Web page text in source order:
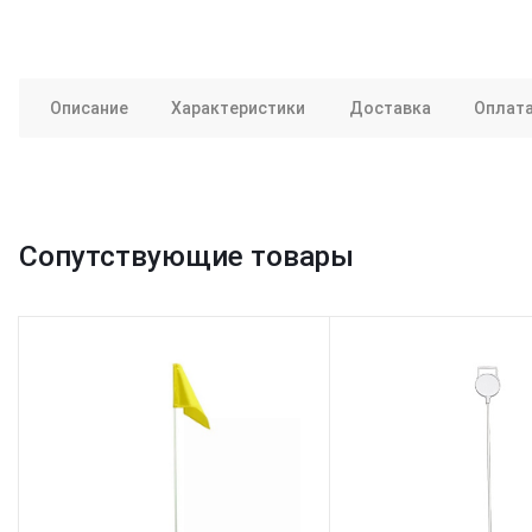
Описание Характеристики Доставка
Сопутствующие товары